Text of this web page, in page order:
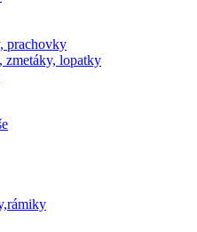
prachovky
zmetáky, lopatky